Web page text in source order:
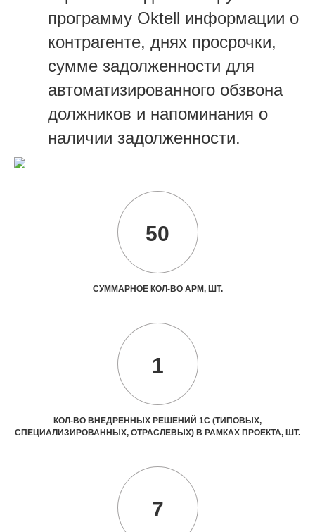
программу Oktell информации о
контрагенте, днях просрочки,
сумме задолженности для
автоматизированного обзвона
должников и напоминания о
наличии задолженности.
50
СУММАРНОЕ КОЛ-ВО АРМ, ШТ.
1
КОЛ-ВО ВНЕДРЕННЫХ РЕШЕНИЙ 1С (ТИПОВЫХ,
СПЕЦИАЛИЗИРОВАННЫХ, ОТРАСЛЕВЫХ) В РАМКАХ ПРОЕКТА, ШТ.
7